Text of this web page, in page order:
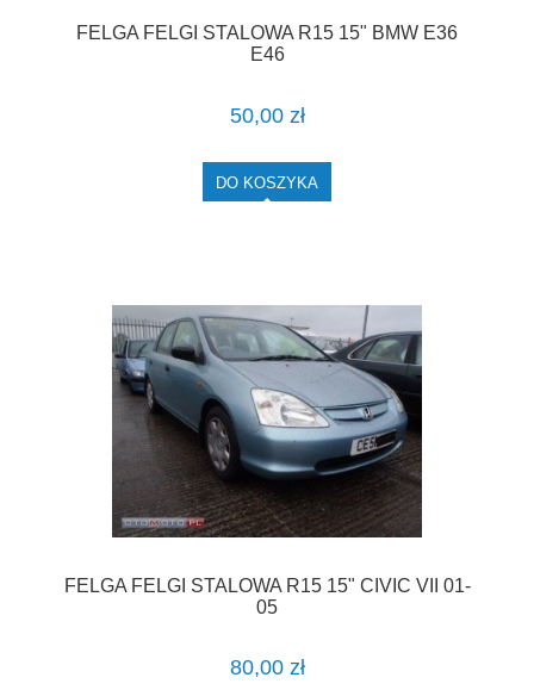
FELGA FELGI STALOWA R15 15" BMW E36
E46
50,00 zł
DO KOSZYKA
FELGA FELGI STALOWA R15 15" CIVIC VII 01-
05
80,00 zł